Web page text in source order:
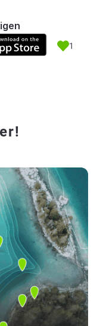
1